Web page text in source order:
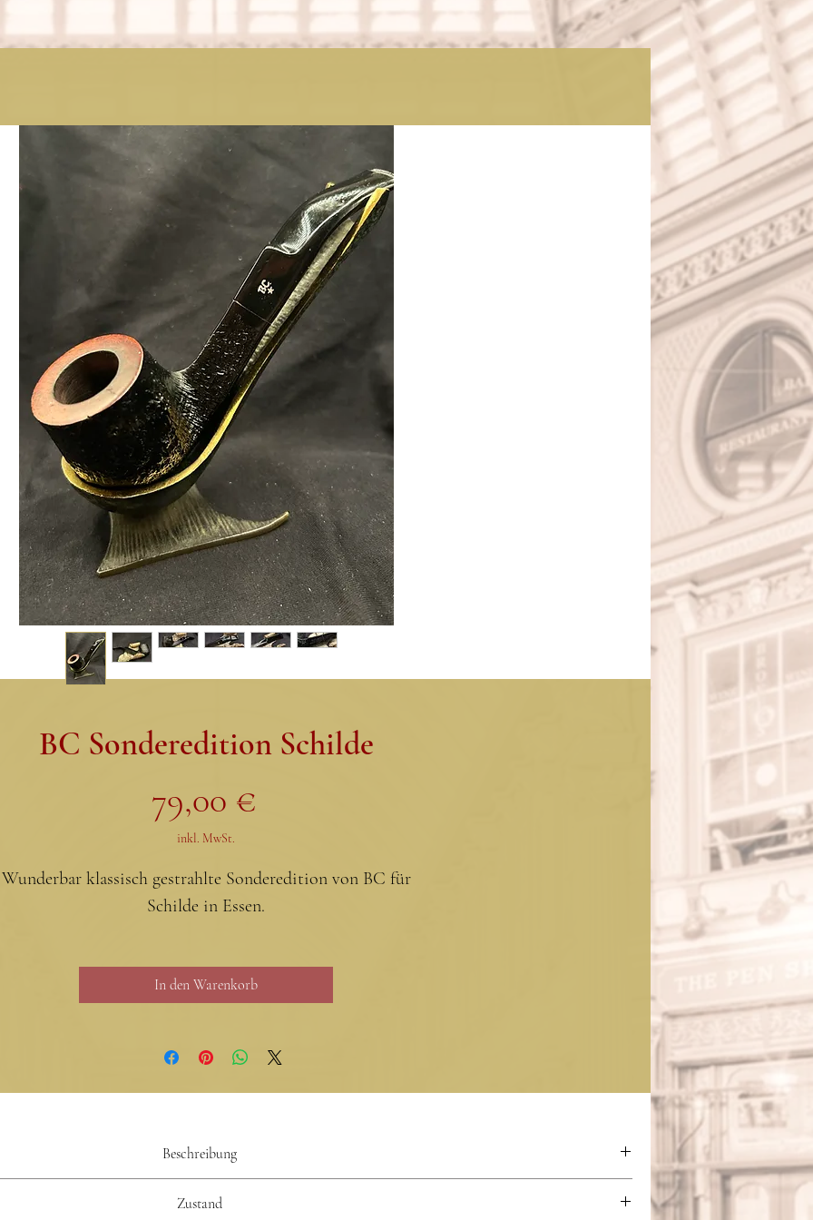
BC Sonderedition Schilde
79,00 €
inkl. MwSt.
Wunderbar klassisch gestrahlte Sonderedition von BC für
Schilde in Essen.
In den Warenkorb
Beschreibung
Zustand